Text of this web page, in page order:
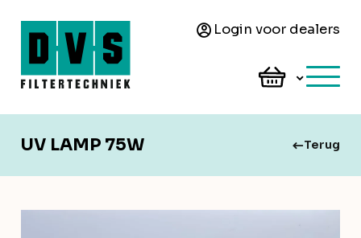
Login voor dealers
UV LAMP 75W Terug